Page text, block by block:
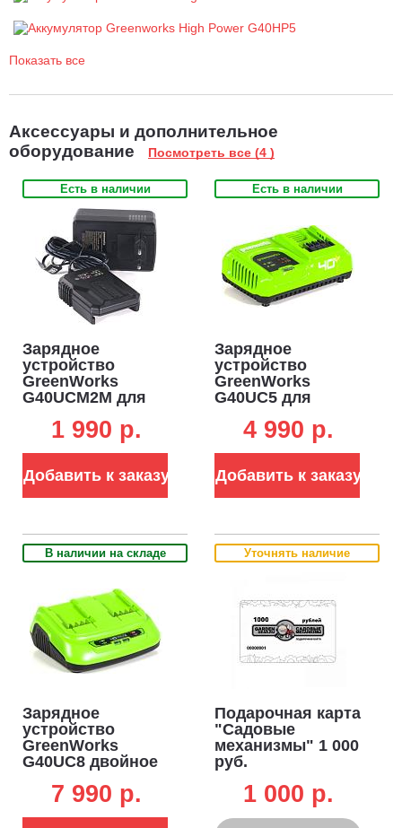
указанного в технических характеристиках.
заряда: +4°C ~ + 40°C. Оставляем за собой право на
Показать все
Аксессуары и дополнительное
оборудование
Посмотреть все (4 )
Есть в наличии
Зарядное
устройство
GreenWorks
G40UCM2M для
40В (2 A, слайдер)
1 990 p.
Добавить к заказу
Есть в наличии
Зарядное
устройство
GreenWorks
G40UC5 для
40В быстрой
зарядки 40В (5 А)
4 990 p.
Добавить к заказу
В наличии на складе
Зарядное
устройство
GreenWorks
G40UC8 двойное
аккумуляторов
7 990 p.
Уточнять наличие
Подарочная карта
"Садовые
механизмы" 1 000
руб.
1 000 p.